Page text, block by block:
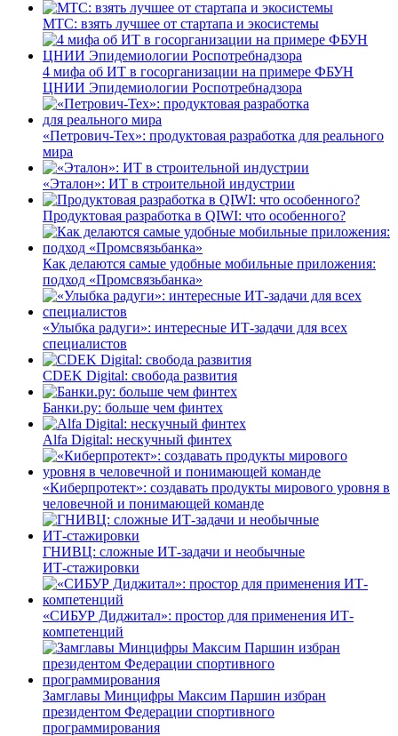
МТС: взять лучшее от стартапа и экосистемы
4 мифа об ИТ в госорганизации на примере ФБУН
ЦНИИ Эпидемиологии Роспотребнадзора
«Петрович-Тех»: продуктовая разработка для реального
мира
«Эталон»: ИТ в строительной индустрии
Продуктовая разработка в QIWI: что особенного?
Как делаются самые удобные мобильные приложения:
подход «Промсвязьбанка»
«Улыбка радуги»: интересные ИТ-задачи для всех
специалистов
CDEK Digital: свобода развития
Банки.ру: больше чем финтех
Alfa Digital: нескучный финтех
«Киберпротект»: создавать продукты мирового уровня в
человечной и понимающей команде
ГНИВЦ: сложные ИТ‑задачи и необычные
ИТ‑стажировки
«СИБУР Диджитал»: простор для применения ИТ-
компетенций
Замглавы Минцифры Максим Паршин избран
президентом Федерации спортивного
программирования